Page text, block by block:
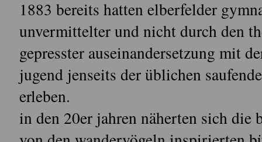
1883 bereits hatten elberfelder
unvermittelter und nicht durch den
gepresster auseinandersetzung mit
jugend jenseits der üblichen
erleben.
in den 20er jahren näherten sich